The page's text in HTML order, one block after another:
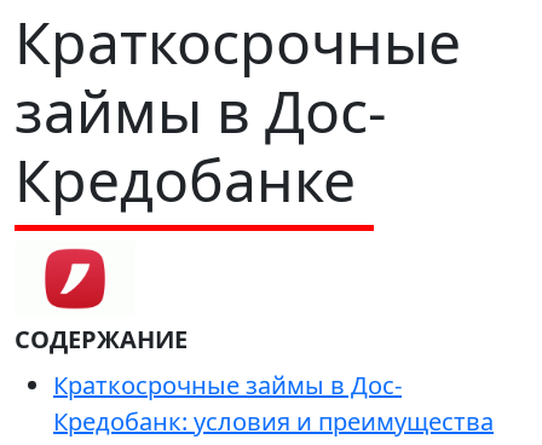
Краткосрочные
займы в Дос-
Кредобанке
СОДЕРЖАНИЕ
Краткосрочные займы в Дос-
Кредобанк: условия и преимущества